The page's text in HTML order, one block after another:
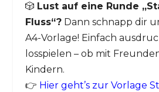
🎲 Lust auf eine Runde
Fluss“?Dann schnapp dir
A4-Vorlage! Einfach
losspielen – ob mit
Kindern.
👉 Hier geht’s zur Vorlage